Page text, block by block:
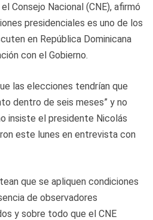
Consejo Nacional (CNE), afirmó
presidenciales es uno de los
en República Dominicana
con el Gobierno.
las elecciones tendrían que
dentro de seis meses” y no
insiste el presidente Nicolás
este lunes en entrevista con
que se apliquen condiciones
de observadores
y sobre todo que el CNE